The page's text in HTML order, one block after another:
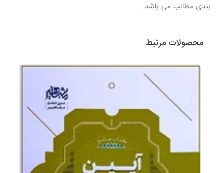
بندی مطالب می باشد .
محصولات مرتبط